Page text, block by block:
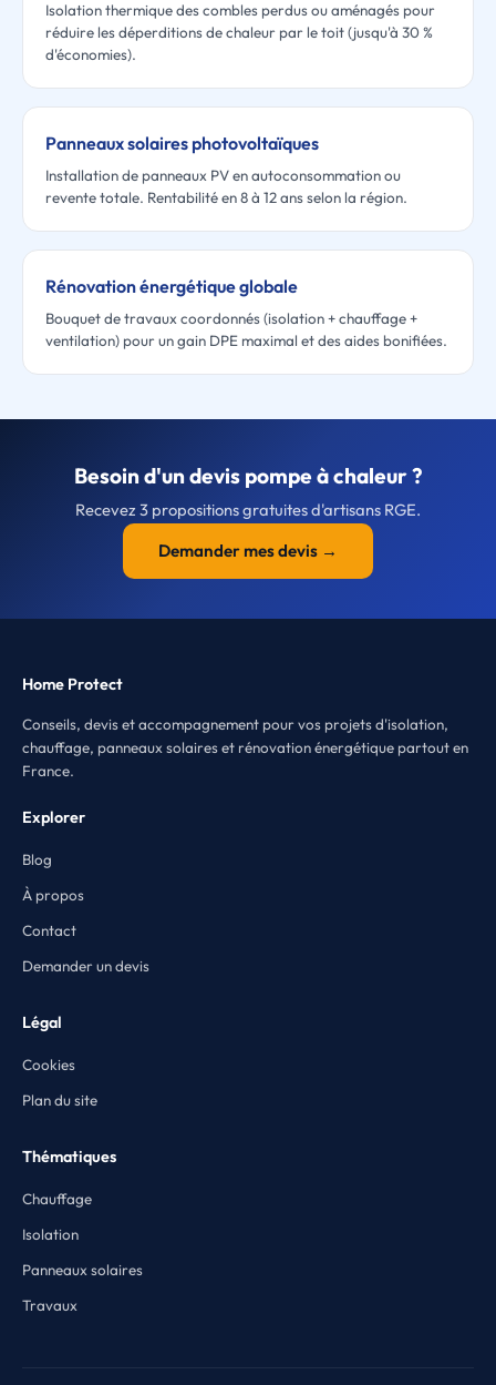
Isolation thermique des combles perdus ou aménagés pour
réduire les déperditions de chaleur par le toit (jusqu'à 30 %
d'économies).
Panneaux solaires photovoltaïques
Installation de panneaux PV en autoconsommation ou
revente totale. Rentabilité en 8 à 12 ans selon la région.
Rénovation énergétique globale
Bouquet de travaux coordonnés (isolation + chauffage +
ventilation) pour un gain DPE maximal et des aides bonifiées.
Besoin d'un devis pompe à chaleur ?
Recevez 3 propositions gratuites d'artisans RGE.
Demander mes devis →
Home Protect
Conseils, devis et accompagnement pour vos projets d'isolation,
chauffage, panneaux solaires et rénovation énergétique partout en
France.
Explorer
Blog
À propos
Contact
Demander un devis
Légal
Cookies
Plan du site
Thématiques
Chauffage
Isolation
Panneaux solaires
Travaux